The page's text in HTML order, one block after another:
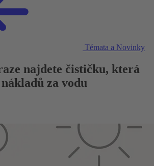
Témata a Novinky
najdete čističku, která
za vodu